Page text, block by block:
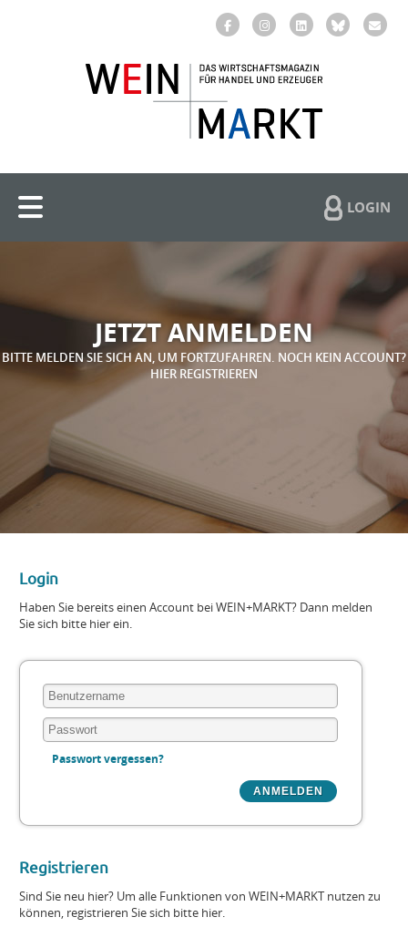
LOGIN
JETZT ANMELDEN
BITTE MELDEN SIE SICH AN, UM FORTZUFAHREN. NOCH KEIN ACCOUNT?
HIER REGISTRIEREN
Login
Haben Sie bereits einen Account bei WEIN+MARKT? Dann melden
Sie sich bitte hier ein.
Passwort vergessen?
Registrieren
Sind Sie neu hier? Um alle Funktionen von WEIN+MARKT nutzen zu
können, registrieren Sie sich bitte hier.